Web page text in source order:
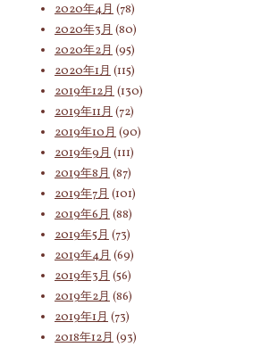
2020年4月 (78)
2020年3月 (80)
2020年2月 (95)
2020年1月 (115)
2019年12月 (130)
2019年11月 (72)
2019年10月 (90)
2019年9月 (111)
2019年8月 (87)
2019年7月 (101)
2019年6月 (88)
2019年5月 (73)
2019年4月 (69)
2019年3月 (56)
2019年2月 (86)
2019年1月 (73)
2018年12月 (93)